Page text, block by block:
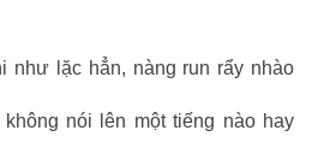
như lặc hẳn, nàng run rẩy nhào
nói lên một tiếng nào hay